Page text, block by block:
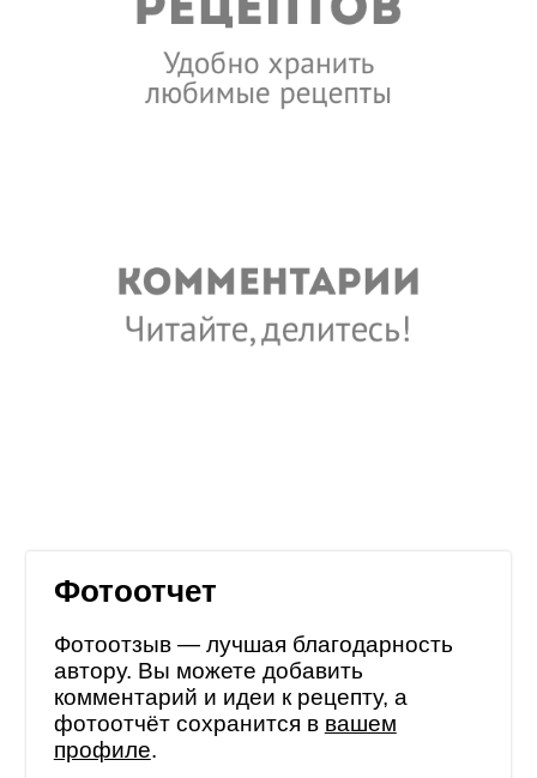
Фотоотчет
Фотоотзыв — лучшая благодарность
автору. Вы можете добавить
комментарий и идеи к рецепту, а
фотоотчёт сохранится в вашем
профиле.